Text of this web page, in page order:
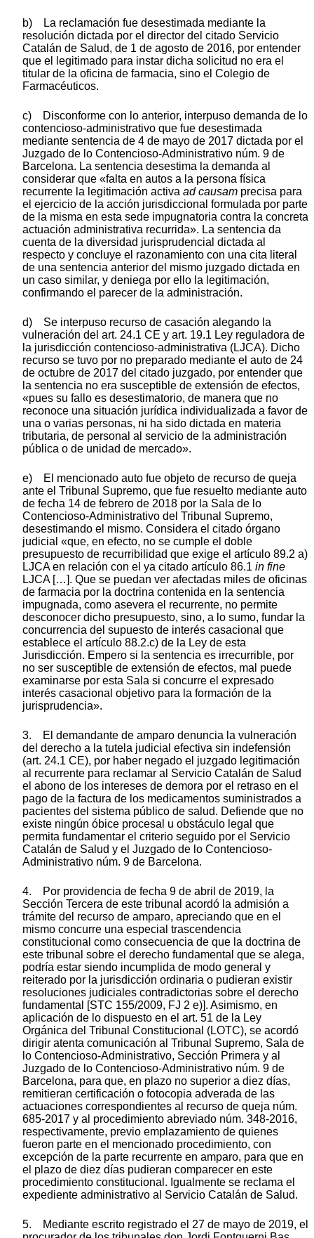
b) La reclamación fue desestimada mediante la
resolución dictada por el director del citado Servicio
Catalán de Salud, de 1 de agosto de 2016, por entender
que el legitimado para instar dicha solicitud no era el
titular de la oficina de farmacia, sino el Colegio de
Farmacéuticos.
c) Disconforme con lo anterior, interpuso demanda de lo
contencioso-administrativo que fue desestimada
mediante sentencia de 4 de mayo de 2017 dictada por el
Juzgado de lo Contencioso-Administrativo núm. 9 de
Barcelona. La sentencia desestima la demanda al
considerar que «falta en autos a la persona física
recurrente la legitimación activa ad causam precisa para
el ejercicio de la acción jurisdiccional formulada por parte
de la misma en esta sede impugnatoria contra la concreta
actuación administrativa recurrida». La sentencia da
cuenta de la diversidad jurisprudencial dictada al
respecto y concluye el razonamiento con una cita literal
de una sentencia anterior del mismo juzgado dictada en
un caso similar, y deniega por ello la legitimación,
confirmando el parecer de la administración.
d) Se interpuso recurso de casación alegando la
vulneración del art. 24.1 CE y art. 19.1 Ley reguladora de
la jurisdicción contencioso-administrativa (LJCA). Dicho
recurso se tuvo por no preparado mediante el auto de 24
de octubre de 2017 del citado juzgado, por entender que
la sentencia no era susceptible de extensión de efectos,
«pues su fallo es desestimatorio, de manera que no
reconoce una situación jurídica individualizada a favor de
una o varias personas, ni ha sido dictada en materia
tributaria, de personal al servicio de la administración
pública o de unidad de mercado».
e) El mencionado auto fue objeto de recurso de queja
ante el Tribunal Supremo, que fue resuelto mediante auto
de fecha 14 de febrero de 2018 por la Sala de lo
Contencioso-Administrativo del Tribunal Supremo,
desestimando el mismo. Considera el citado órgano
judicial «que, en efecto, no se cumple el doble
presupuesto de recurribilidad que exige el artículo 89.2 a)
LJCA en relación con el ya citado artículo 86.1 in fine
LJCA […]. Que se puedan ver afectadas miles de oficinas
de farmacia por la doctrina contenida en la sentencia
impugnada, como asevera el recurrente, no permite
desconocer dicho presupuesto, sino, a lo sumo, fundar la
concurrencia del supuesto de interés casacional que
establece el artículo 88.2.c) de la Ley de esta
Jurisdicción. Empero si la sentencia es irrecurrible, por
no ser susceptible de extensión de efectos, mal puede
examinarse por esta Sala si concurre el expresado
interés casacional objetivo para la formación de la
jurisprudencia».
3. El demandante de amparo denuncia la vulneración
del derecho a la tutela judicial efectiva sin indefensión
(art. 24.1 CE), por haber negado el juzgado legitimación
al recurrente para reclamar al Servicio Catalán de Salud
el abono de los intereses de demora por el retraso en el
pago de la factura de los medicamentos suministrados a
pacientes del sistema público de salud. Defiende que no
existe ningún óbice procesal u obstáculo legal que
permita fundamentar el criterio seguido por el Servicio
Catalán de Salud y el Juzgado de lo Contencioso-
Administrativo núm. 9 de Barcelona.
4. Por providencia de fecha 9 de abril de 2019, la
Sección Tercera de este tribunal acordó la admisión a
trámite del recurso de amparo, apreciando que en el
mismo concurre una especial trascendencia
constitucional como consecuencia de que la doctrina de
este tribunal sobre el derecho fundamental que se alega,
podría estar siendo incumplida de modo general y
reiterado por la jurisdicción ordinaria o pudieran existir
resoluciones judiciales contradictorias sobre el derecho
fundamental [STC 155/2009, FJ 2 e)]. Asimismo, en
aplicación de lo dispuesto en el art. 51 de la Ley
Orgánica del Tribunal Constitucional (LOTC), se acordó
dirigir atenta comunicación al Tribunal Supremo, Sala de
lo Contencioso-Administrativo, Sección Primera y al
Juzgado de lo Contencioso-Administrativo núm. 9 de
Barcelona, para que, en plazo no superior a diez días,
remitieran certificación o fotocopia adverada de las
actuaciones correspondientes al recurso de queja núm.
685-2017 y al procedimiento abreviado núm. 348-2016,
respectivamente, previo emplazamiento de quienes
fueron parte en el mencionado procedimiento, con
excepción de la parte recurrente en amparo, para que en
el plazo de diez días pudieran comparecer en este
procedimiento constitucional. Igualmente se reclama el
expediente administrativo al Servicio Catalán de Salud.
5. Mediante escrito registrado el 27 de mayo de 2019, el